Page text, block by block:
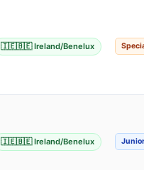
🇮🇪🇧🇪 Ireland/Benelux
🇮🇪🇧🇪 Ireland/Benelux Junior